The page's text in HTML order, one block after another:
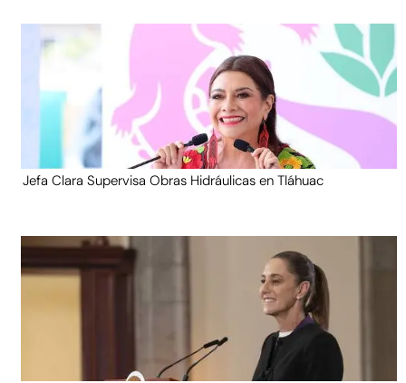
Jefa Clara Supervisa Obras Hidráulicas en Tláhuac